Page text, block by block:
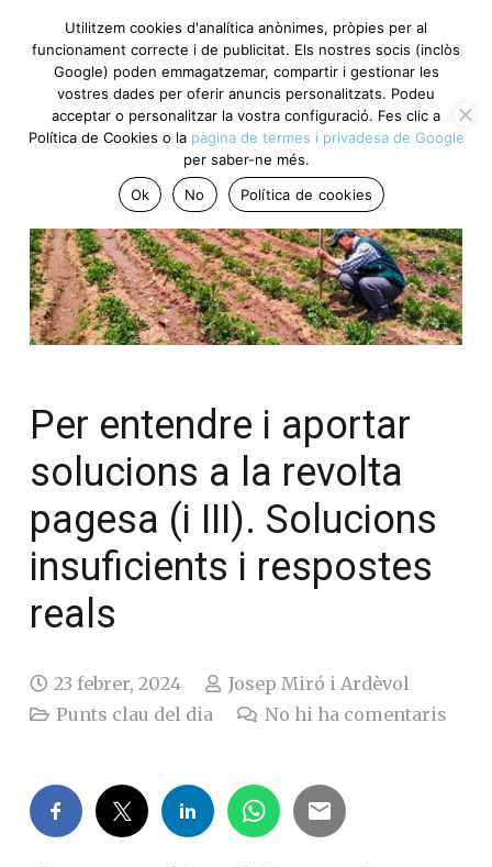
Per entendre i aportar
solucions a la revolta
pagesa (i III). Solucions
insuficients i respostes
reals
23 febrer, 2024
Josep Miró i Ardèvol
Punts clau del dia
No hi ha comentaris
Utilitzem cookies d'analítica anònimes, pròpies per al
funcionament correcte i de publicitat. Els nostres socis (inclòs
Google) poden emmagatzemar, compartir i gestionar les
vostres dades per oferir anuncis personalitzats. Podeu
acceptar o personalitzar la vostra configuració. Fes clic a
Política de Cookies o la pàgina de termes i privadesa de Google
per saber-ne més.
Ok
No Política de cookies